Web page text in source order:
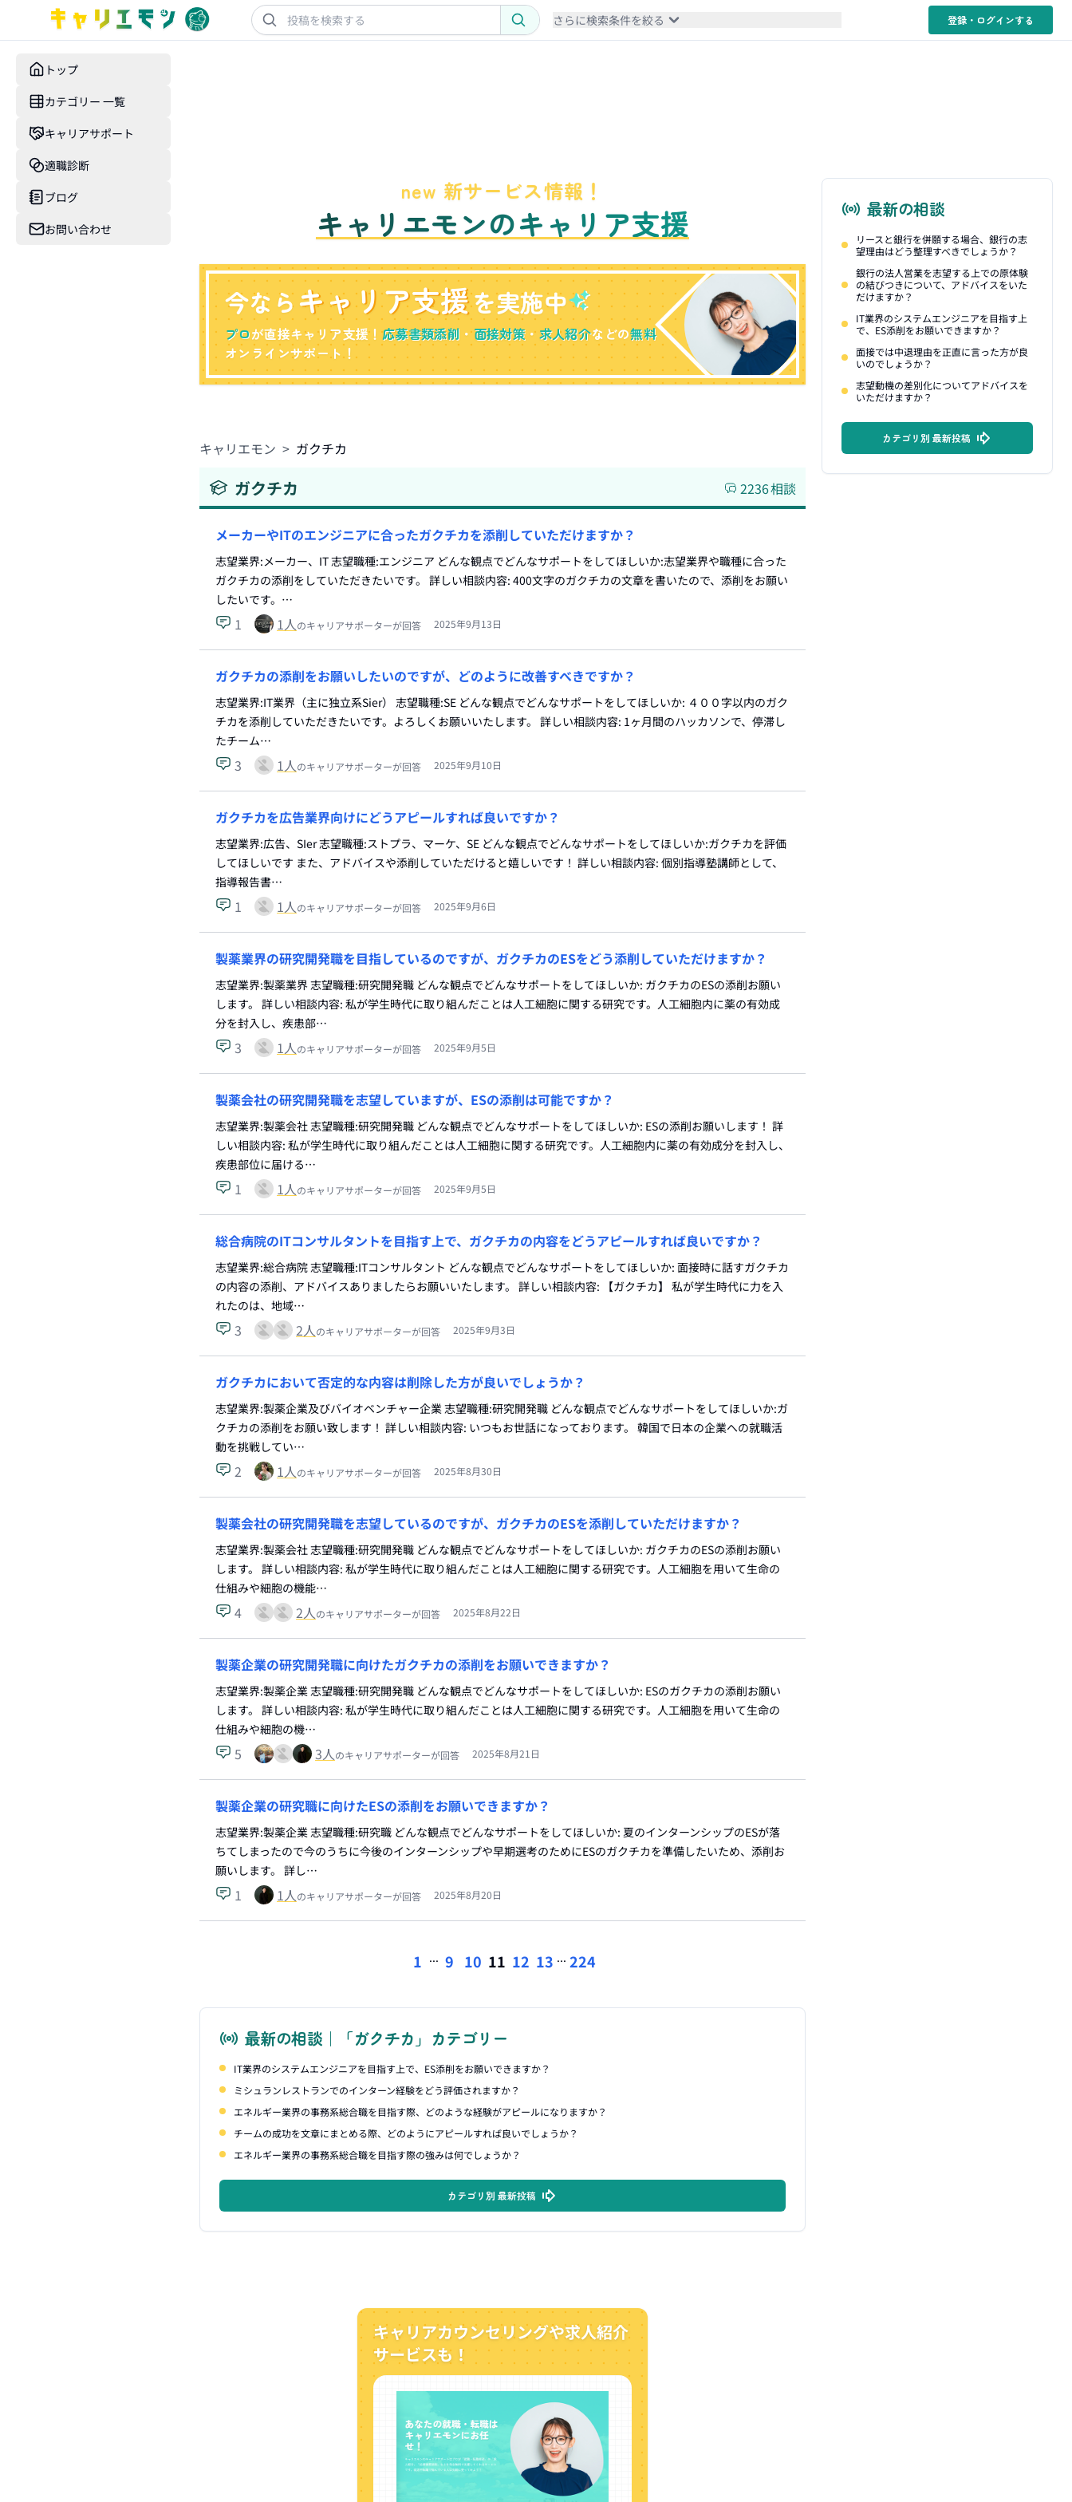
さらに検索条件を絞る 登録・ログインする
トップ
カテゴリー 一覧
キャリアサポート
適職診断
ブログ
お問い合わせ
new 新サービス情報！
キャリエモンのキャリア支援
今ならキャリア支援を実施中
プロが直接キャリア支援！応募書類添削 ・面接対策 ・求人紹介などの無料
オンラインサポート！
キャリエモン > ガクチカ
ガクチカ 2236相談
メーカーやITのエンジニアに合ったガクチカを添削していただけますか？
志望業界:メーカー、IT 志望職種:エンジニア どんな観点でどんなサポートをしてほしいか:志望業界や職種に合った
ガクチカの添削をしていただきたいです。 詳しい相談内容: 400文字のガクチカの文章を書いたので、添削をお願い
したいです。…
1 1人のキャリアサポーターが回答 2025年9月13日
ガクチカの添削をお願いしたいのですが、どのように改善すべきですか？
志望業界:IT業界（主に独立系Sier） 志望職種:SE どんな観点でどんなサポートをしてほしいか: ４００字以内のガク
チカを添削していただきたいです。よろしくお願いいたします。 詳しい相談内容: 1ヶ月間のハッカソンで、停滞し
たチーム…
3 1人のキャリアサポーターが回答 2025年9月10日
ガクチカを広告業界向けにどうアピールすれば良いですか？
志望業界:広告、SIer 志望職種:ストプラ、マーケ、SE どんな観点でどんなサポートをしてほしいか:ガクチカを評価
してほしいです また、アドバイスや添削していただけると嬉しいです！ 詳しい相談内容: 個別指導塾講師として、
指導報告書…
1 1人のキャリアサポーターが回答 2025年9月6日
製薬業界の研究開発職を目指しているのですが、ガクチカのESをどう添削していただけますか？
志望業界:製薬業界 志望職種:研究開発職 どんな観点でどんなサポートをしてほしいか: ガクチカのESの添削お願い
します。 詳しい相談内容: 私が学生時代に取り組んだことは人工細胞に関する研究です。人工細胞内に薬の有効成
分を封入し、疾患部…
3 1人のキャリアサポーターが回答 2025年9月5日
製薬会社の研究開発職を志望していますが、ESの添削は可能ですか？
志望業界:製薬会社 志望職種:研究開発職 どんな観点でどんなサポートをしてほしいか: ESの添削お願いします！ 詳
しい相談内容: 私が学生時代に取り組んだことは人工細胞に関する研究です。人工細胞内に薬の有効成分を封入し、
疾患部位に届ける…
1 1人のキャリアサポーターが回答 2025年9月5日
総合病院のITコンサルタントを目指す上で、ガクチカの内容をどうアピールすれば良いですか？
志望業界:総合病院 志望職種:ITコンサルタント どんな観点でどんなサポートをしてほしいか: 面接時に話すガクチカ
の内容の添削、アドバイスありましたらお願いいたします。 詳しい相談内容: 【ガクチカ】 私が学生時代に力を入
れたのは、地域…
3 2人のキャリアサポーターが回答 2025年9月3日
ガクチカにおいて否定的な内容は削除した方が良いでしょうか？
志望業界:製薬企業及びバイオベンチャー企業 志望職種:研究開発職 どんな観点でどんなサポートをしてほしいか:ガ
クチカの添削をお願い致します！ 詳しい相談内容: いつもお世話になっております。 韓国で日本の企業への就職活
動を挑戦してい…
2 1人のキャリアサポーターが回答 2025年8月30日
製薬会社の研究開発職を志望しているのですが、ガクチカのESを添削していただけますか？
志望業界:製薬会社 志望職種:研究開発職 どんな観点でどんなサポートをしてほしいか: ガクチカのESの添削お願い
します。 詳しい相談内容: 私が学生時代に取り組んだことは人工細胞に関する研究です。人工細胞を用いて生命の
仕組みや細胞の機能…
4 2人のキャリアサポーターが回答 2025年8月22日
製薬企業の研究開発職に向けたガクチカの添削をお願いできますか？
志望業界:製薬企業 志望職種:研究開発職 どんな観点でどんなサポートをしてほしいか: ESのガクチカの添削お願い
します。 詳しい相談内容: 私が学生時代に取り組んだことは人工細胞に関する研究です。人工細胞を用いて生命の
仕組みや細胞の機…
5 3人のキャリアサポーターが回答 2025年8月21日
製薬企業の研究職に向けたESの添削をお願いできますか？
志望業界:製薬企業 志望職種:研究職 どんな観点でどんなサポートをしてほしいか: 夏のインターンシップのESが落
ちてしまったので今のうちに今後のインターンシップや早期選考のためにESのガクチカを準備したいため、添削お
願いします。 詳し…
1 1人のキャリアサポーターが回答 2025年8月20日
1 ... 9 10 11 12 13 ... 224
最新の相談｜「ガクチカ」カテゴリー
IT業界のシステムエンジニアを目指す上で、ES添削をお願いできますか？
ミシュランレストランでのインターン経験をどう評価されますか？
エネルギー業界の事務系総合職を目指す際、どのような経験がアピールになりますか？
チームの成功を文章にまとめる際、どのようにアピールすれば良いでしょうか？
エネルギー業界の事務系総合職を目指す際の強みは何でしょうか？
カテゴリ別 最新投稿
キャリアカウンセリングや求人紹介
サービスも！
最新の相談
リースと銀行を併願する場合、銀行の志
望理由はどう整理すべきでしょうか？
銀行の法人営業を志望する上での原体験
の結びつきについて、アドバイスをいた
だけますか？
IT業界のシステムエンジニアを目指す上
で、ES添削をお願いできますか？
面接では中退理由を正直に言った方が良
いのでしょうか？
志望動機の差別化についてアドバイスを
いただけますか？
カテゴリ別 最新投稿